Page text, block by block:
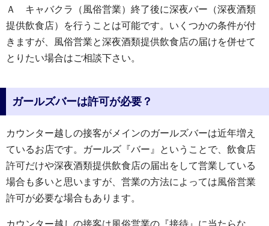
Ａ キャバクラ（風俗営業）終了後に深夜バー（深夜酒類
提供飲食店）を行うことは可能です。いくつかの条件が付
きますが、風俗営業と深夜酒類提供飲食店の届けを併せて
とりたい場合はご相談下さい。
ガールズバーは許可が必要？
カウンター越しの接客がメインのガールズバーは近年増え
ているお店です。ガールズ『バー』ということで、飲食店
許可だけや深夜酒類提供飲食店の届出をして営業している
場合も多いと思いますが、営業の方法によっては風俗営業
許可が必要な場合もあります。
カウンター越しの接客は風俗営業の『接待』に当たらな